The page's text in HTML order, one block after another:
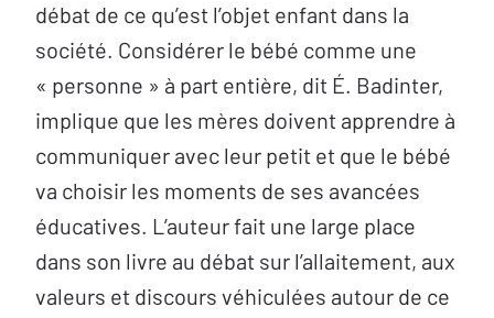
débat de ce qu’est l’objet enfant dans la
société. Considérer le bébé comme une
« personne » à part entière, dit É. Badinter,
implique que les mères doivent apprendre à
communiquer avec leur petit et que le bébé
va choisir les moments de ses avancées
éducatives. L’auteur fait une large place
dans son livre au débat sur l’allaitement, aux
valeurs et discours véhiculées autour de ce